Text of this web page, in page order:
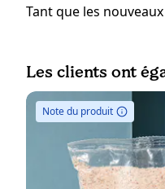
Tant que les
Les clients ont
Note du produit